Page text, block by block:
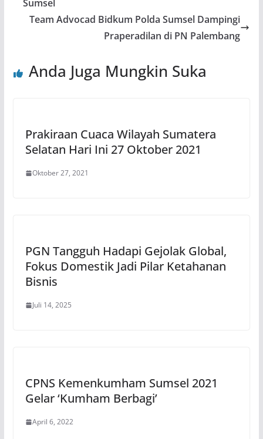
Sumsel
Team Advocad Bidkum Polda Sumsel Dampingi
Praperadilan di PN Palembang
Anda Juga Mungkin Suka
Prakiraan Cuaca Wilayah Sumatera
Selatan Hari Ini 27 Oktober 2021
Oktober 27, 2021
PGN Tangguh Hadapi Gejolak Global,
Fokus Domestik Jadi Pilar Ketahanan
Bisnis
Juli 14, 2025
CPNS Kemenkumham Sumsel 2021
Gelar ‘Kumham Berbagi’
April 6, 2022